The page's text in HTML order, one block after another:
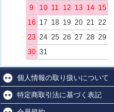
9
10 11 12 13 14 15
16 17 18 19 20 21 22
23 24 25 26 27 28 29
30 31
個人情報の取り扱いについて
特定商取引法に基づく表記